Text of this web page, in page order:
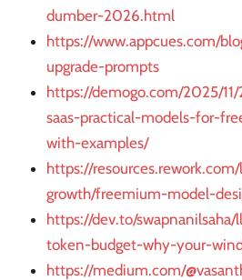
dumber-2026.html
https://www.appcues.com/
upgrade-prompts
https://demogo.com/2025/
saas-practical-models-for-
with-examples/
https://resources.rework.com/
growth/freemium-model-
https://dev.to/
token-budget-why-your-
https://medium.com/